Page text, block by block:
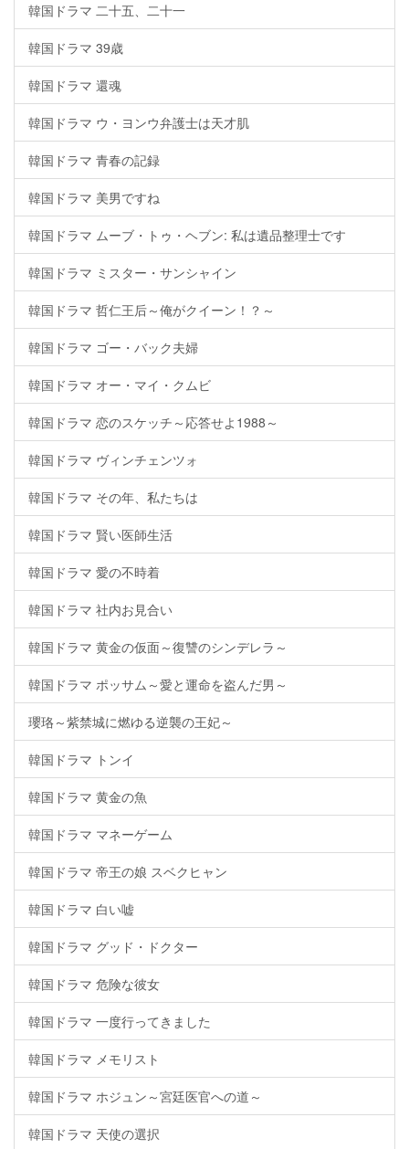
韓国ドラマ 二十五、二十一
韓国ドラマ 39歳
韓国ドラマ 還魂
韓国ドラマ ウ・ヨンウ弁護士は天才肌
韓国ドラマ 青春の記録
韓国ドラマ 美男ですね
韓国ドラマ ムーブ・トゥ・ヘブン: 私は遺品整理士です
韓国ドラマ ミスター・サンシャイン
韓国ドラマ 哲仁王后～俺がクイーン！？～
韓国ドラマ ゴー・バック夫婦
韓国ドラマ オー・マイ・クムビ
韓国ドラマ 恋のスケッチ～応答せよ1988～
韓国ドラマ ヴィンチェンツォ
韓国ドラマ その年、私たちは
韓国ドラマ 賢い医師生活
韓国ドラマ 愛の不時着
韓国ドラマ 社内お見合い
韓国ドラマ 黄金の仮面～復讐のシンデレラ～
韓国ドラマ ポッサム～愛と運命を盗んだ男～
瓔珞～紫禁城に燃ゆる逆襲の王妃～
韓国ドラマ トンイ
韓国ドラマ 黄金の魚
韓国ドラマ マネーゲーム
韓国ドラマ 帝王の娘 スベクヒャン
韓国ドラマ 白い嘘
韓国ドラマ グッド・ドクター
韓国ドラマ 危険な彼女
韓国ドラマ 一度行ってきました
韓国ドラマ メモリスト
韓国ドラマ ホジュン～宮廷医官への道～
韓国ドラマ 天使の選択